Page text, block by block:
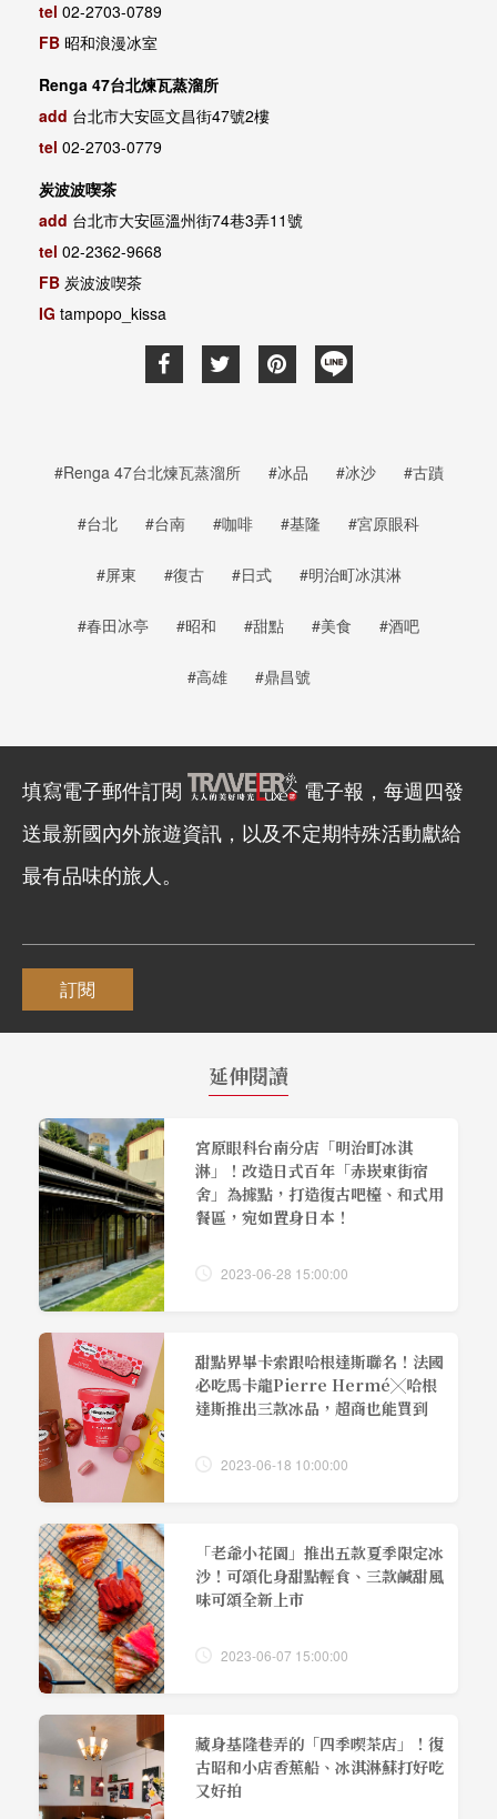
tel 02-2703-0789
FB 昭和浪漫冰室
Renga 47台北煉瓦蒸溜所
add 台北市大安區文昌街47號2樓
tel 02-2703-0779
炭波波喫茶
add 台北市大安區溫州街74巷3弄11號
tel 02-2362-9668
FB 炭波波喫茶
IG tampopo_kissa
#Renga 47台北煉瓦蒸溜所 #冰品 #冰沙 #古蹟
#台北 #台南 #咖啡 #基隆 #宮原眼科
#屏東 #復古 #日式 #明治町冰淇淋
#春田冰亭 #昭和 #甜點 #美食 #酒吧
#高雄 #鼎昌號
填寫電子郵件訂閱
電子報，每週四發
送最新國內外旅遊資訊，以及不定期特殊活動獻給
最有品味的旅人。
訂閱
延伸閱讀
宮原眼科台南分店「明治町冰淇
淋」！改造日式百年「赤崁東街宿
舍」為據點，打造復古吧檯、和式用
餐區，宛如置身日本！
2023-06-28 15:00:00
甜點界畢卡索跟哈根達斯聯名！法國
必吃馬卡龍Pierre Hermé╳哈根
達斯推出三款冰品，超商也能買到
2023-06-18 10:00:00
「老爺小花園」推出五款夏季限定冰
沙！可頌化身甜點輕食、三款鹹甜風
味可頌全新上市
2023-06-07 15:00:00
藏身基隆巷弄的「四季喫茶店」！復
古昭和小店香蕉船、冰淇淋蘇打好吃
又好拍